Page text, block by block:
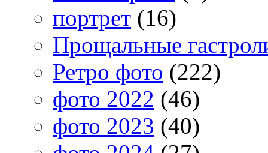
портрет (16)
Прощальные
Ретро фото (222)
фото 2022 (46)
фото 2023 (40)